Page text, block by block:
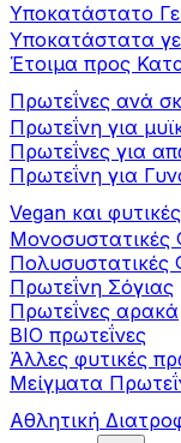
Υποκατάστατο
Υποκατάστατα
Έτοιμα προς
Πρωτεΐνες ανά
Πρωτεΐνη για
Πρωτεΐνες για
Πρωτεΐνη για
Vegan και
Μονοσυστατικές
Πολυσυστατικές
Πρωτεΐνη Σόγιας
Πρωτεΐνες αρακά
ΒIO πρωτεΐνες
Άλλες φυτικές
Μείγματα
Αθλητική